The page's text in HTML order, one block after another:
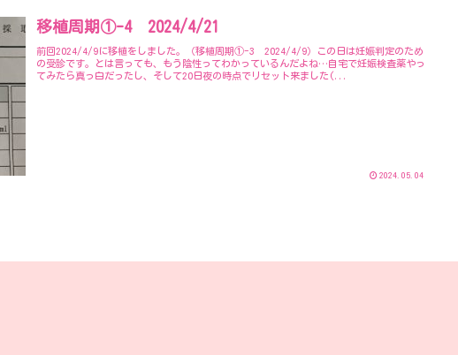
移植周期①-4 2024/4/21
前回2024/4/9に移植をしました。（移植周期①-3 2024/4/9）この日は妊娠判定のため
の受診です。とは言っても、もう陰性ってわかっているんだよね…自宅で妊娠検査薬やっ
てみたら真っ白だったし、そして20日夜の時点でリセット来ました(...
2024.05.04